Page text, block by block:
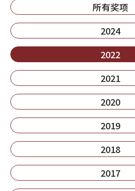
所有奖项
2024
2022
2021
2020
2019
2018
2017